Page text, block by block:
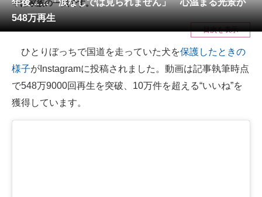
メディア
注目記事を集めた総合ページ
ITの今と未来を見通す
スマホと通信の最新トレンド
進化するPCとデバイスの未来
年後……「涙なしでは見られません」 心温まる光景が
548万再生
今は家族の一員です。
目次を表示
ひとりぼっちで国道を走っていた犬を保護したときの
様子がInstagramに投稿されました。動画は記事執筆時点
で548万9000回再生を突破、10万件を超える“いいね”を
獲得しています。